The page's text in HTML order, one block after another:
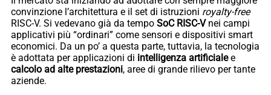
convinzione l’architettura e il set di istruzioni royalty-free
RISC-V. Si vedevano già da tempo SoC RISC-Vnei campi
applicativi più “ordinari” come sensori e dispositivi smart
economici. Da un po’ a questa parte, tuttavia, la tecnologia
è adottata per applicazioni di intelligenza artificialee
calcolo ad alte prestazioni, aree di grande rilievo per tante
aziende.